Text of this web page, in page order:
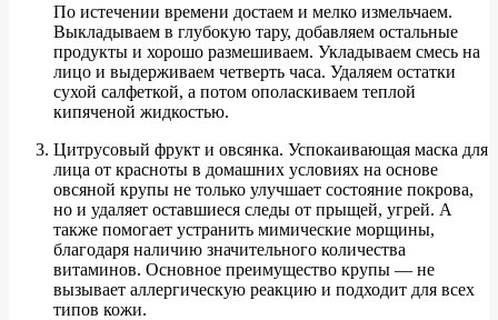
По истечении времени достаем и мелко измельчаем.
Выкладываем в глубокую тару, добавляем остальные
продукты и хорошо размешиваем. Укладываем смесь на
лицо и выдерживаем четверть часа. Удаляем остатки
сухой салфеткой, а потом ополаскиваем теплой
кипяченой жидкостью.
Цитрусовый фрукт и овсянка. Успокаивающая маска для
лица от красноты в домашних условиях на основе
овсяной крупы не только улучшает состояние покрова,
но и удаляет оставшиеся следы от прыщей, угрей. А
также помогает устранить мимические морщины,
благодаря наличию значительного количества
витаминов. Основное преимущество крупы — не
вызывает аллергическую реакцию и подходит для всех
типов кожи.